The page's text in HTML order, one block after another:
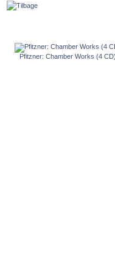
Pfitzner: Chamber Works (4